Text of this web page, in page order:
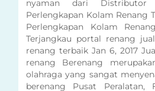
nyaman dari
Perlengkapan Kolam Renang
Perlengkapan Kolam
Terjangkau portal renang
renang terbaik Jan 6, 2017
renang Berenang
olahraga yang sangat
berenang Pusat Peralatan,